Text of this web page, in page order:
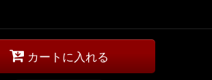
カートに入れる